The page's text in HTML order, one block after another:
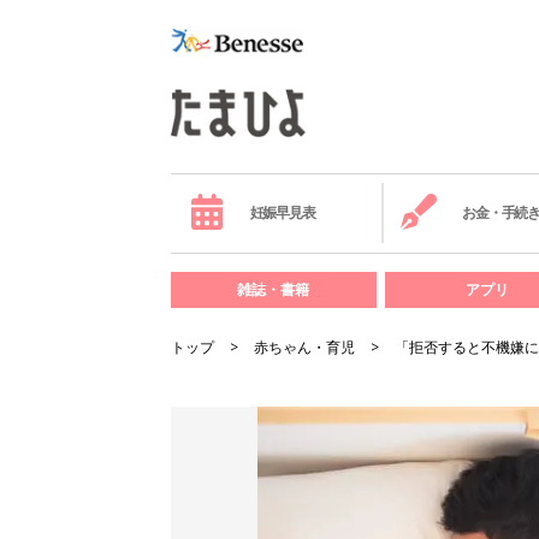
妊娠早見表 お金・手続き
雑誌・書籍 アプリ
トップ 赤ちゃん・育児 「拒否すると不機嫌